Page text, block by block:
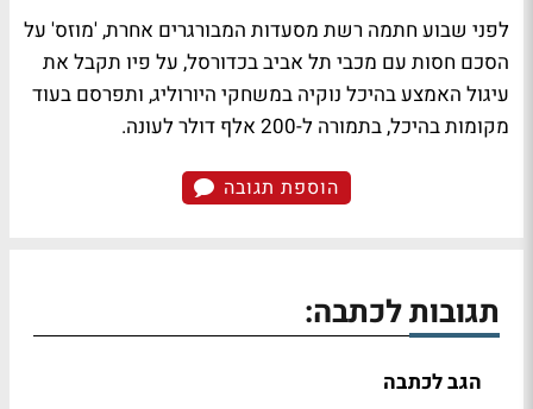
לפני שבוע חתמה רשת מסעדות המבורגרים אחרת, 'מוזס' על
הסכם חסות עם מכבי תל אביב בכדורסל, על פיו תקבל את
עיגול האמצע בהיכל נוקיה במשחקי היורוליג, ותפרסם בעוד
מקומות בהיכל, בתמורה ל-200 אלף דולר לעונה.
הוספת תגובה
תגובות לכתבה:
הגב לכתבה